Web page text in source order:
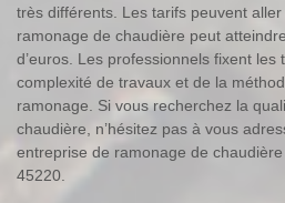
très différents. Les tarifs peuvent
ramonage de chaudière peut
d’euros. Les professionnels fixent les
complexité de travaux et de la
ramonage. Si vous recherchez la
chaudière, n’hésitez pas à vous
entreprise de ramonage de
45220.